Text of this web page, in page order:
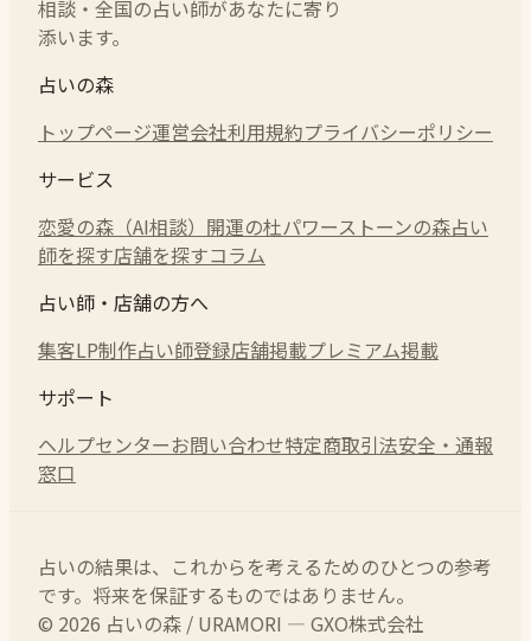
相談・全国の占い師があなたに寄り
添います。
占いの森
トップページ運営会社利用規約プライバシーポリシー
サービス
恋愛の森（AI相談） 開運の杜パワーストーンの森占い
師を探す店舗を探すコラム
占い師・店舗の方へ
集客LP制作占い師登録店舗掲載プレミアム掲載
サポート
ヘルプセンターお問い合わせ特定商取引法安全・通報
窓口
占いの結果は、これからを考えるためのひとつの参考
です。将来を保証するものではありません。
© 2026 占いの森 / URAMORI — GXO株式会社